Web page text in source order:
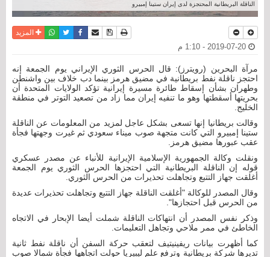
الناقلة البريطانية المحتجزة لدى إيران ستينا إمبيرو
نسخة للطباعة
حفظ الموضوع
أرسل الى صديق
فيسبوكتويترواتسابالمزيد
مرآة البحرين (رويترز): قال الحرس الثوري الإيراني يوم الجمعة إنه
احتجز ناقلة نفط بريطانية في مضيق هرمز بينما دب خلاف بين واشنطن
وطهران بشأن إسقاط طائرة مسيرة إيرانية تؤكد الولايات المتحدة أن
بحريتها أسقطتها وهو ما تنفيه إيران مما زاد من تصعيد التوتر في منطقة
الخليج.
وقالت بريطانيا إنها تسعى بشكل عاجل لمزيد من المعلومات عن الناقلة
ستينا إمبيرو التي كانت متجهة صوب ميناء سعودي ثم غيرت وجهتها فجأة
عقب عبورها مضيق هرمز.
ونقلت وكالة الجمهورية الإسلامية الإيرانية للأنباء عن مصدر عسكري
قوله إن الناقلة البريطانية التي احتجزها الحرس الثوري يوم الجمعة
أغلقت جهاز التتبع وتجاهلت تحذيرات من الحرس الثوري.
وقال المصدر للوكالة "أغلقت الناقلة جهاز التتبع وتجاهلت تحذيرات عديدة
من الحرس قبل احتجازها".
وذكر نفس المصدر أن انتهاكات الناقلة شملت أيضا الإبحار في الاتجاه
الخاطئ في ممر ملاحي وتجاهل التعليمات.
كما أظهرت بيانات ريفينيتيف لتعقب حركة السفن أن ناقلة نفط ثانية
تديرها شركة بريطانية وترفع علم ليبيريا حولت اتجاهها فجأة شمالا صوب